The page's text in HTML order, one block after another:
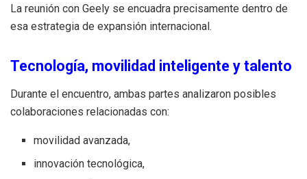
La reunión con Geely se encuadra precisamente dentro de
esa estrategia de expansión internacional.
Tecnología, movilidad inteligente y talento
Durante el encuentro, ambas partes analizaron posibles
colaboraciones relacionadas con:
movilidad avanzada,
innovación tecnológica,